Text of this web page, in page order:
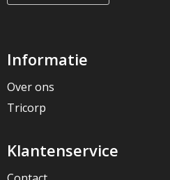
Informatie
Over ons
Tricorp
Klantenservice